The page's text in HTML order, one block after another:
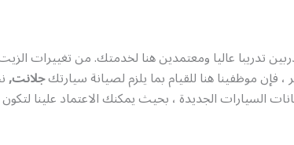
تدريبا عاليا ومعتمدين هنا لخدمتك. من تغييرات
فإن موظفينا هنا للقيام بما يلزم لصيانة سيارتكجلانت,
السيارات الجديدة ، بحيث يمكنك الاعتماد علينا